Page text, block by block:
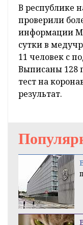
В республике
проверили
информации
сутки в
11 человек с
Выписаны 128
тест на
результат.